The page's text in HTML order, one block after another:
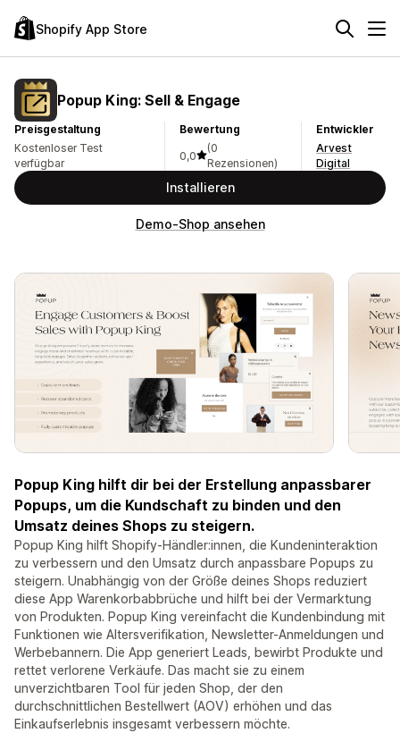
Shopify App Store
Popup King: Sell & Engage
Preisgestaltung
Kostenloser Test
verfügbar
Bewertung
0,0
(0
Rezensionen)
Entwickler
Arvest
Digital
Installieren
Demo-Shop ansehen
Popup King hilft dir bei der Erstellung anpassbarer
Popups, um die Kundschaft zu binden und den
Umsatz deines Shops zu steigern.
Popup King hilft Shopify-Händler:innen, die Kundeninteraktion
zu verbessern und den Umsatz durch anpassbare Popups zu
steigern. Unabhängig von der Größe deines Shops reduziert
diese App Warenkorbabbrüche und hilft bei der Vermarktung
von Produkten. Popup King vereinfacht die Kundenbindung mit
Funktionen wie Altersverifikation, Newsletter-Anmeldungen und
Werbebannern. Die App generiert Leads, bewirbt Produkte und
rettet verlorene Verkäufe. Das macht sie zu einem
unverzichtbaren Tool für jeden Shop, der den
durchschnittlichen Bestellwert (AOV) erhöhen und das
Einkaufserlebnis insgesamt verbessern möchte.